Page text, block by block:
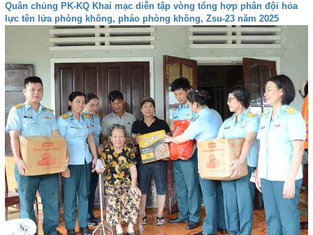
Quân chủng PK-KQ Khai mạc diễn tập vòng tổng hợp phân đội hỏa
lực tên lửa phòng không, pháo phòng không, Zsu-23 năm 2025